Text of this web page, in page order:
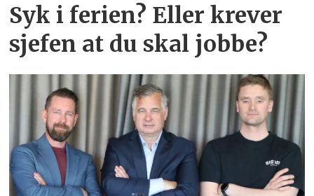
Syk i ferien? Eller krever
sjefen at du skal jobbe?